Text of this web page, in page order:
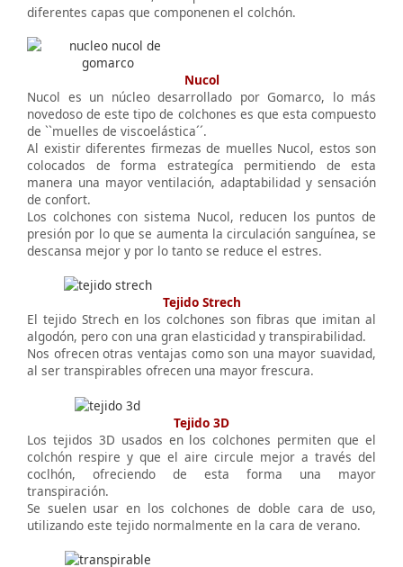
diferentes capas que componenen el colchón.
Nucol
Nucol es un núcleo desarrollado por Gomarco, lo más
novedoso de este tipo de colchones es que esta compuesto
de ``muelles de viscoelástica´´.
Al existir diferentes firmezas de muelles Nucol, estos son
colocados de forma estrategíca permitiendo de esta
manera una mayor ventilación, adaptabilidad y sensación
de confort.
Los colchones con sistema Nucol, reducen los puntos de
presión por lo que se aumenta la circulación sanguínea, se
descansa mejor y por lo tanto se reduce el estres.
Tejido Strech
El tejido Strech en los colchones son fibras que imitan al
algodón, pero con una gran elasticidad y transpirabilidad.
Nos ofrecen otras ventajas como son una mayor suavidad,
al ser transpirables ofrecen una mayor frescura.
Tejido 3D
Los tejidos 3D usados en los colchones permiten que el
colchón respire y que el aire circule mejor a través del
coclhón, ofreciendo de esta forma una mayor
transpiración.
Se suelen usar en los colchones de doble cara de uso,
utilizando este tejido normalmente en la cara de verano.